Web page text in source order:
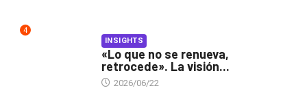
4
INSIGHTS
«Lo que no se renueva,
retrocede». La visión...
2026/06/22